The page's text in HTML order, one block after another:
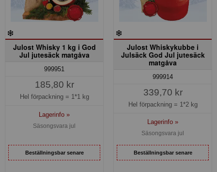
Julost Whisky 1 kg i God
Jul jutesäck matgåva
999951
185,80 kr
Hel förpackning = 1*1 kg
Lagerinfo »
Säsongsvara jul
Beställningsbar senare
Julost Whiskykubbe i
Julsäck God Jul jutesäck
matgåva
999914
339,70 kr
Hel förpackning = 1*2 kg
Lagerinfo »
Säsongsvara jul
Beställningsbar senare